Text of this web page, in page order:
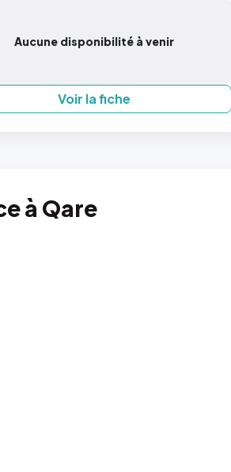
Aucune disponibilité à venir
Voir la fiche
à Qare